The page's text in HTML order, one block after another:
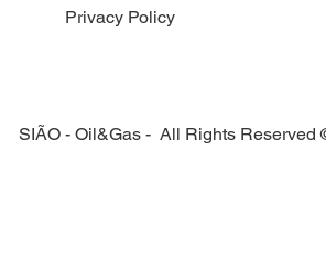
Privacy Policy
SIÃO - Oil&Gas - All Rights Reserved